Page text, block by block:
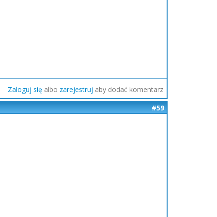
Zaloguj się albo zarejestruj aby dodać komentarz
#59